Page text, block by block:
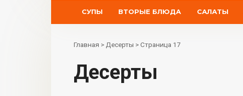
СУПЫ ВТОРЫЕ БЛЮДА САЛАТЫ
Главная > Десерты >Страница 17
Десерты